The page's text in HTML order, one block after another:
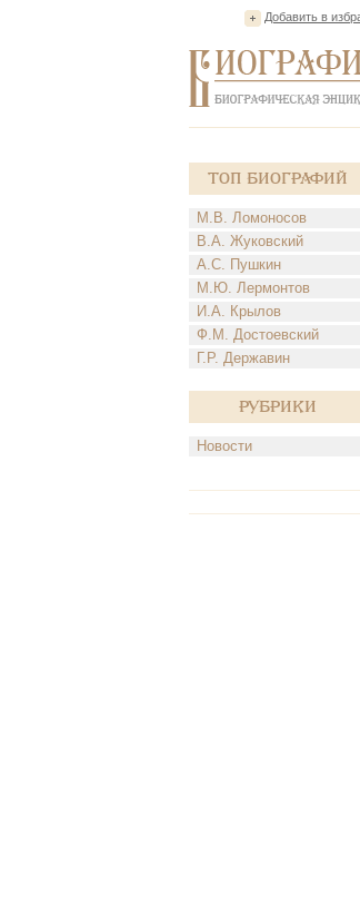
Добавить в
Топ Биографий
М.В. Ломоносов
В.А. Жуковский
А.С. Пушкин
М.Ю. Лермонтов
И.А. Крылов
Ф.М. Достоевский
Г.Р. Державин
Рубрики
Новости